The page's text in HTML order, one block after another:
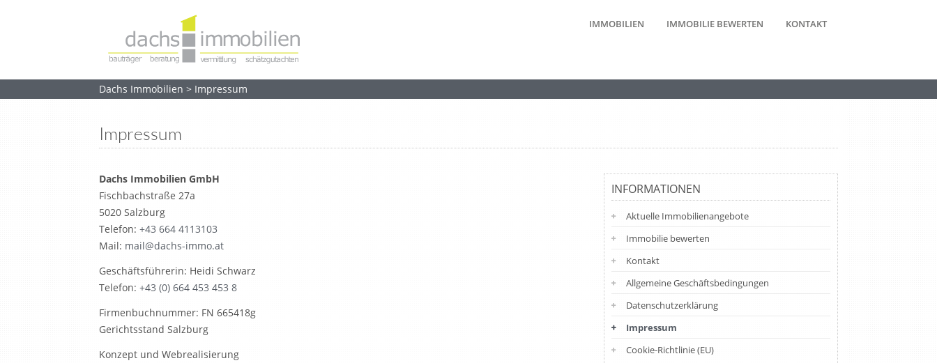
IMMOBILIEN IMMOBILIE BEWERTEN KONTAKT
Dachs Immobilien > Impressum
Impressum
Dachs Immobilien GmbH
Fischbachstraße 27a
5020 Salzburg
Telefon: +43 664 4113103
Mail: mail@dachs-immo.at
Geschäftsführerin: Heidi Schwarz
Telefon: +43 (0) 664 453 453 8
Firmenbuchnummer: FN 665418g
Gerichtsstand Salzburg
Konzept und Webrealisierung
INFORMATIONEN
Aktuelle Immobilienangebote
Immobilie bewerten
Kontakt
Allgemeine Geschäftsbedingungen
Datenschutzerklärung
Impressum
Cookie-Richtlinie (EU)